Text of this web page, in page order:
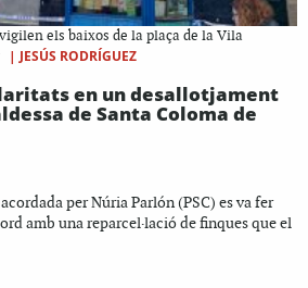
els baixos de la plaça de la Vila
| JESÚS RODRÍGUEZ
en un desallotjament
de Santa Coloma de
per Núria Parlón (PSC) es va fer
amb una reparcel·lació de finques que el